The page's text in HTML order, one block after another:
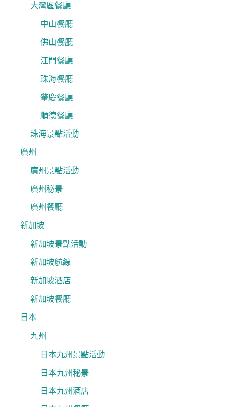
大灣區餐廳
中山餐廳
佛山餐廳
江門餐廳
珠海餐廳
肇慶餐廳
順德餐廳
珠海景點活動
廣州
廣州景點活動
廣州秘景
廣州餐廳
新加坡
新加坡景點活動
新加坡航線
新加坡酒店
新加坡餐廳
日本
九州
日本九州景點活動
日本九州秘景
日本九州酒店